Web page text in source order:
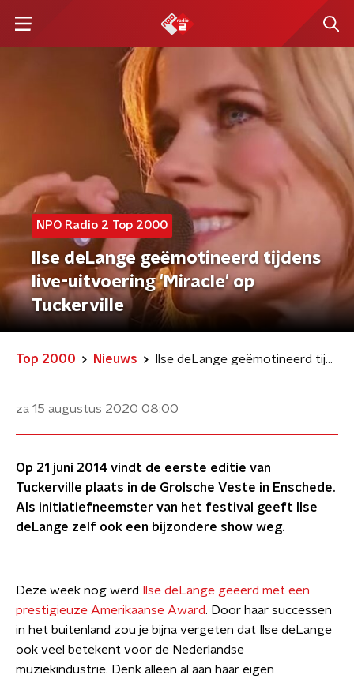
NPO Radio 2 Top 2000
Ilse deLange geëmotineerd tijdens
live-uitvoering 'Miracle' op
Tuckerville
Top 2000 Nieuws Ilse deLange geëmotineerd tijdens live-uitvoering 'Miracle' op Tuckerville
za 15 augustus 2020 08:00
Op 21 juni 2014 vindt de eerste editie van
Tuckerville plaats in de Grolsche Veste in Enschede.
Als initiatiefneemster van het festival geeft Ilse
deLange zelf ook een bijzondere show weg.
Deze week nog werd
Ilse deLange geëerd met een
prestigieuze Amerikaanse Award. Door haar successen
in het buitenland zou je bijna vergeten dat Ilse deLange
ook veel betekent voor de Nederlandse
muziekindustrie. Denk alleen al aan haar eigen